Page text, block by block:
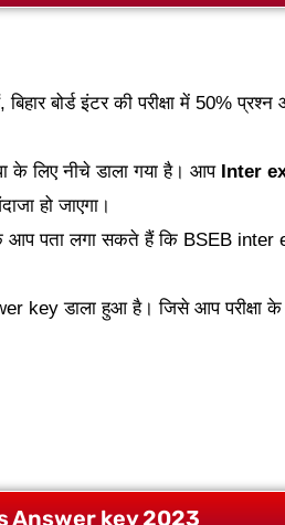
बोर्ड इंटर की परीक्षा में 50%
के लिए नीचे डाला गया है। आप Inter
हो जाएगा।
पता लगा सकते हैं कि BSEB inter
key डाला हुआ है। जिसे आप
Answer key 2023